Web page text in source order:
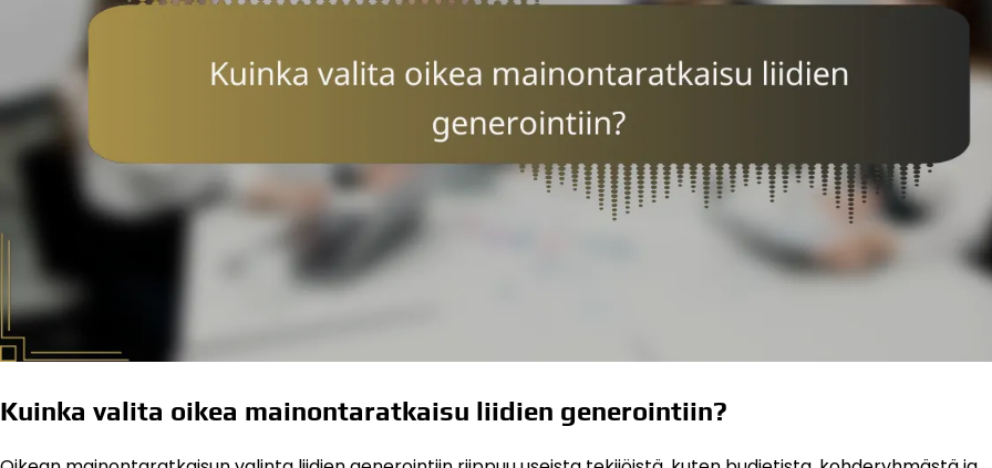
Kuinka valita oikea mainontaratkaisu liidien generointiin?